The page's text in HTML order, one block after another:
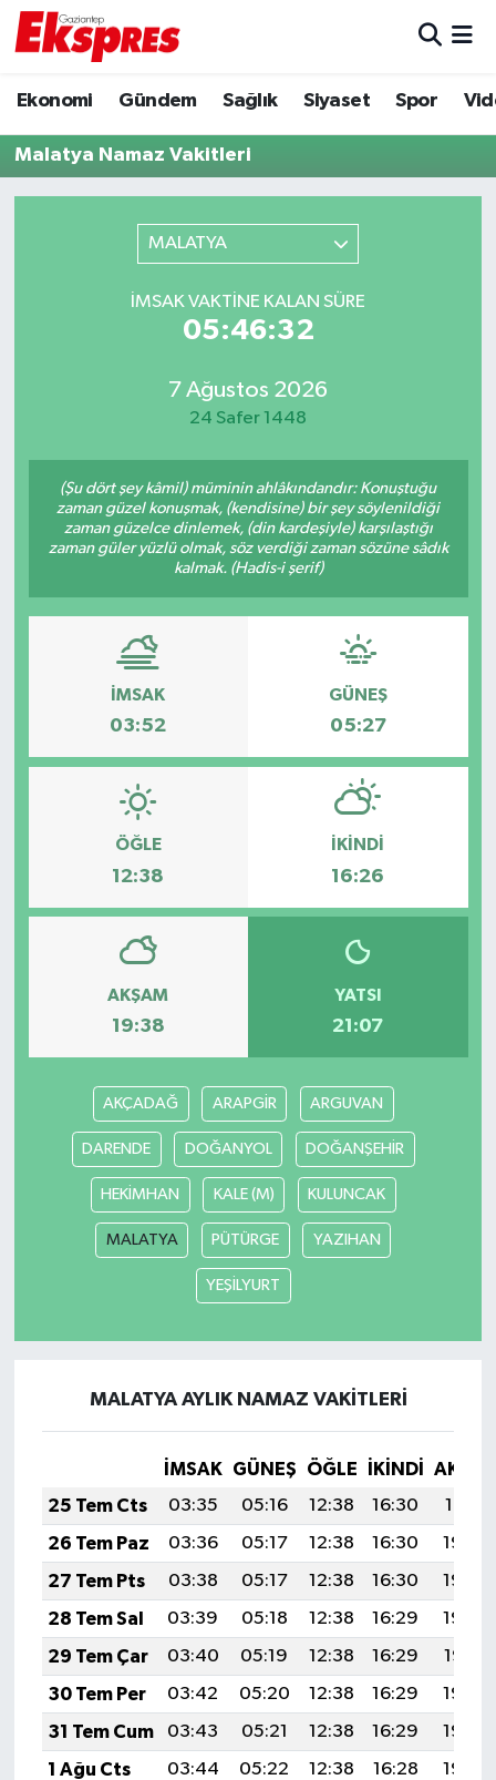
Ekonomi Gündem Sağlık Siyaset Spor
Malatya Namaz Vakitleri
MALATYA
İMSAK VAKTINE KALAN SÜRE
05:46:32
7 Ağustos 2026
24 Safer 1448
(Şu dört şey kâmil) müminin ahlâkındandır: Konuştuğu
zaman güzel konuşmak, (kendisine) bir şey söylenildiği
zaman güzelce dinlemek, (din kardeşiyle) karşılaştığı
zaman güler yüzlü olmak, söz verdiği zaman sözüne sâdık
kalmak. (Hadis-i şerif)
İMSAK
03:52
GÜNEŞ
05:27
ÖĞLE
12:38
İKINDI
16:26
AKŞAM
19:38
YATSI
21:07
AKÇADAĞ ARAPGİR ARGUVAN
DARENDE DOĞANYOL DOĞANŞEHİR
HEKİMHAN KALE (M) KULUNCAK
MALATYA PÜTÜRGE YAZIHAN
YEŞİLYURT
MALATYA AYLIK NAMAZ VAKITLERI
İMSAK GÜNEŞ ÖĞLE İKINDI
25 Tem Cts
03:35 05:16 12:38 16:30
19:51
26 Tem Paz
03:36 05:17 12:38 16:30
19:50
27 Tem Pts
03:38 05:17 12:38 16:30
19:49
28 Tem Sal
03:39 05:18 12:38 16:29
19:48
29 Tem Çar
03:40 05:19 12:38 16:29
19:47
30 Tem Per
03:42 05:20 12:38 16:29
19:46
31 Tem Cum
03:43 05:21 12:38 16:29
19:46
1 Ağu Cts
03:44 05:22 12:38 16:28
19:45
Ekonomi
Gaziantep son dakika
Gündem
Magazin
Müzik
Resmi İlanlar
Sağlık
Sinemalar
Siyaset
Türkiye
Yaşam
Yeme-İçme
Yemek
Trafik Durumu
Puan Durumu ve Fikstür
Tüm Manşetler
Son Dakika Haberleri